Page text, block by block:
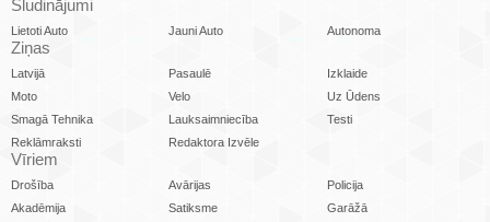
Sludinājumi
Lietoti Auto Jauni Auto Autonoma
Ziņas
Latvijā Pasaulē
Izklaide
Moto
Velo
Uz Ūdens
Smagā Tehnika
Lauksaimniecība
Testi
Reklāmraksti
Redaktora Izvēle
Vīriem
Drošība Avārijas
Policija
Akadēmija
Satiksme
Garāžā